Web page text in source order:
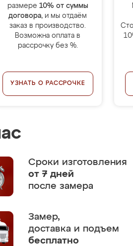
размере 10% от суммы
договора, и мы отдаём
заказ в производство.
Возможна оплата в
рассрочку без %.
УЗНАТЬ О РАССРОЧКЕ
Сроки изготовления
от 7 дней
после замера
Замер,
доставка и подъем
бесплатно